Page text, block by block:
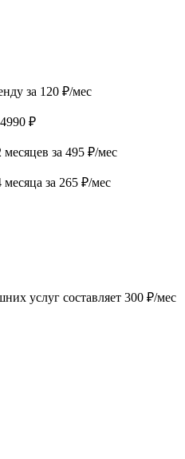
за 120 ₽/мес
₽
за 495 ₽/мес
за 265 ₽/мес
услуг составляет 300 ₽/мес